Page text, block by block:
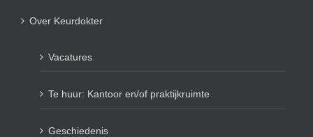
Over Keurdokter
Vacatures
Te huur: Kantoor en/of praktijkruimte
Geschiedenis